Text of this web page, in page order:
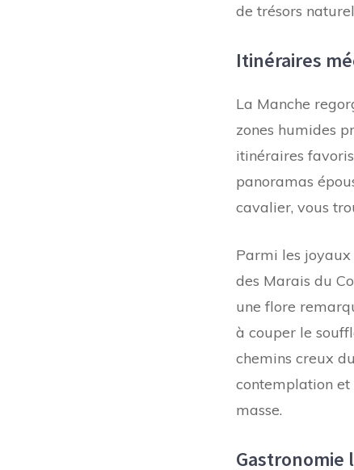
de trésors
Itinéraires
La Manche
zones humides
itinéraires
panoramas
cavalier, vous
Parmi les
des Marais du
une flore
à couper le
chemins creux
contemplation et
masse.
Gastronomie